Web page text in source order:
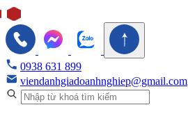
0938 631 899
viendanhgiadoanhnghiep@gmail.com